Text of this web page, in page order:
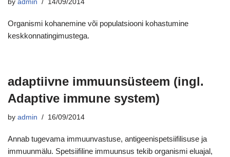
by admin 14/09/2014
Organismi kohanemine või populatsiooni kohastumine
keskkonnatingimustega.
adaptiivne immuunsüsteem (ingl.
Adaptive immune system)
by admin 16/09/2014
Annab tugevama immuunvastuse, antigeenispetsiifilisuse ja
immuunmälu. Spetsiifiline immuunsus tekib organismi eluajal,